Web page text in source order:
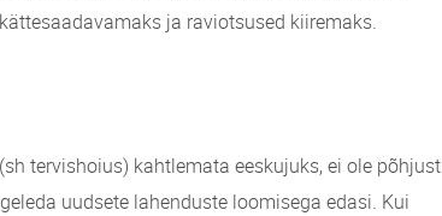
ja raviotsused kiiremaks.
tervishoius) kahtlemata eeskujuks, ei ole põhjust
uudsete lahenduste loomisega edasi. Kui